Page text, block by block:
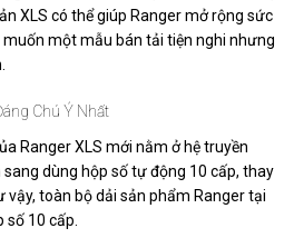
XLS có thể giúp Ranger mở rộng sức
một mẫu bán tải tiện nghi nhưng
Chú Ý Nhất
Ranger XLS mới nằm ở hệ truyền
dùng hộp số tự động 10 cấp, thay
vậy, toàn bộ dải sản phẩm Ranger tại
10 cấp.